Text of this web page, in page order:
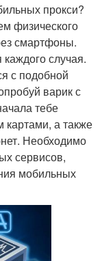
прокси?
физического
смартфоны.
случая.
с подобной
варик с
тебе
картами, а также
Необходимо
сервисов,
мобильных